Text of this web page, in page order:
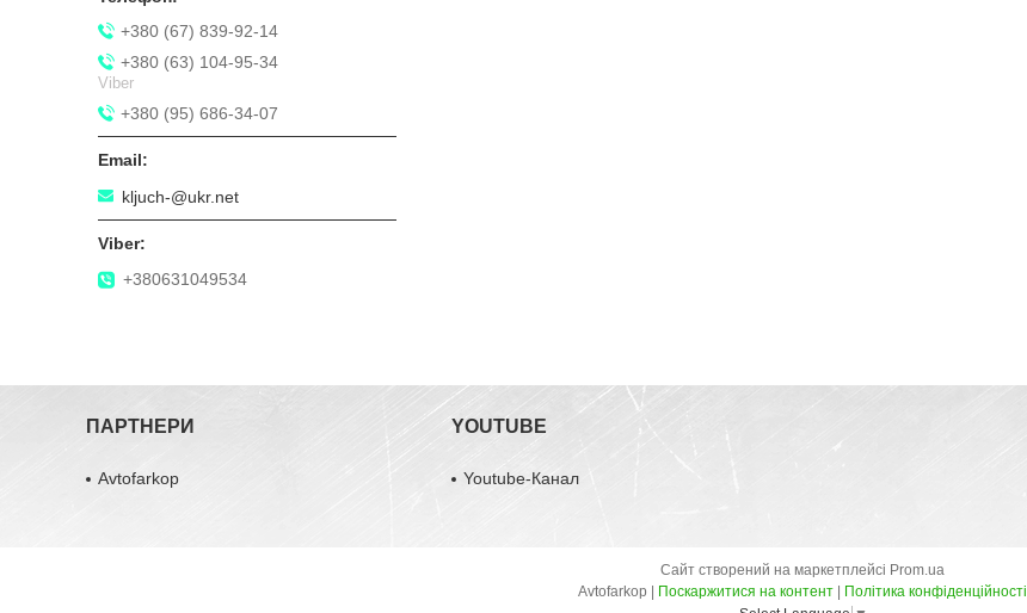
+380 (67) 839-92-14
+380 (63) 104-95-34
Viber
+380 (95) 686-34-07
kljuch-@ukr.net
+380631049534
ПАРТНЕРИ
Avtofarkop
YOUTUBE
Youtube-Канал
Сайт створений на маркетплейсі Prom.ua
Avtofarkop | Поскаржитися на контент | Політика конфіденційності